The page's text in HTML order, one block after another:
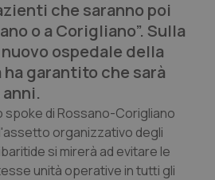
che saranno poi
o a Corigliano”. Sulla
ospedale della
garantito che sarà
di Rossano-Corigliano
organizzativo degli
si mirerà ad evitare le
unità operative in tutti gli